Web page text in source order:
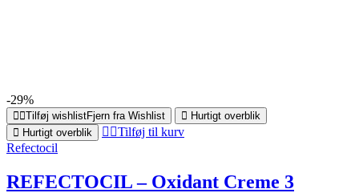
-29%
Tilføj wishlistFjern fra Wishlist
Hurtigt overblik
Hurtigt overblik
Tilføj til kurv
Refectocil
REFECTOCIL – Oxidant Creme 3